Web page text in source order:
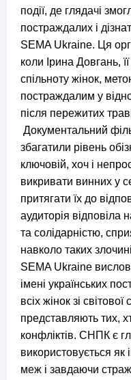
події, де глядачі
постраждалих і
SEMA Ukraine. Ця
коли Ірина Довгань,
спільноту жінок,
постраждалим у
після пережитих
Документальний
збагатили рівень
ключовій, хоч і
викривати винних у
притягати їх до
аудиторія відповіла
та солідарністю,
навколо таких
SEMA Ukraine
імені українських
всіх жінок зі
представляють тих,
конфліктів. СНПК є
використовується як
меж і завдаючи